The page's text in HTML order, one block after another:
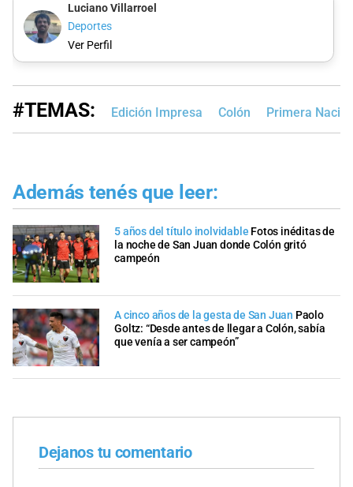
Luciano Villarroel
Deportes
Ver Perfil
#TEMAS: Edición Impresa Colón Primera
Además tenés que leer:
5 años del título inolvidable Fotos inéditas de
la noche de San Juan donde Colón gritó
campeón
A cinco años de la gesta de San Juan Paolo
Goltz: “Desde antes de llegar a Colón, sabía
que venía a ser campeón”
Dejanos tu comentario